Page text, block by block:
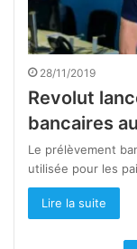
28/11/2019
Revolut
bancaires
Le prélèvement
utilisée pour les
Lire la suite